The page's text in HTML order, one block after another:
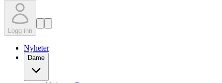
Logg inn
Nyheter
Dame